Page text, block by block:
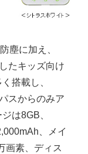
塵に加え、
たキッズ向け
搭載し、
スからのみア
は8GB、
、メイ
画素、ディス